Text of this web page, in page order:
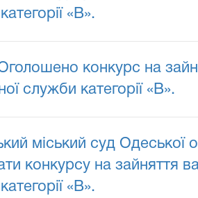
«В».
конкурс на
служби категорії «В».
міський суд
конкурсу на зайняття
«В».